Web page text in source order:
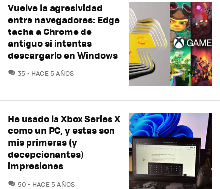
Vuelve la agresividad
entre navegadores: Edge
tacha a Chrome de
antiguo si intentas
descargarlo en Windows
35 COMENTARIOS
HACE 5 AÑOS
He usado la Xbox Series X
como un PC, y estas son
mis primeras (y
decepcionantes)
impresiones
50 COMENTARIOS
HACE 5 AÑOS